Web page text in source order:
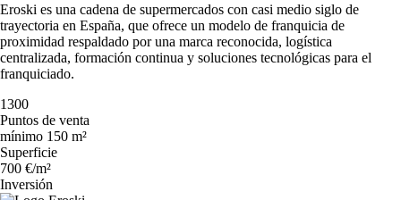
Eroski es una cadena de supermercados con casi medio siglo de
trayectoria en España, que ofrece un modelo de franquicia de
proximidad respaldado por una marca reconocida, logística
centralizada, formación continua y soluciones tecnológicas para el
franquiciado.
1300
Puntos de venta
mínimo 150 m²
Superficie
700 €/m²
Inversión